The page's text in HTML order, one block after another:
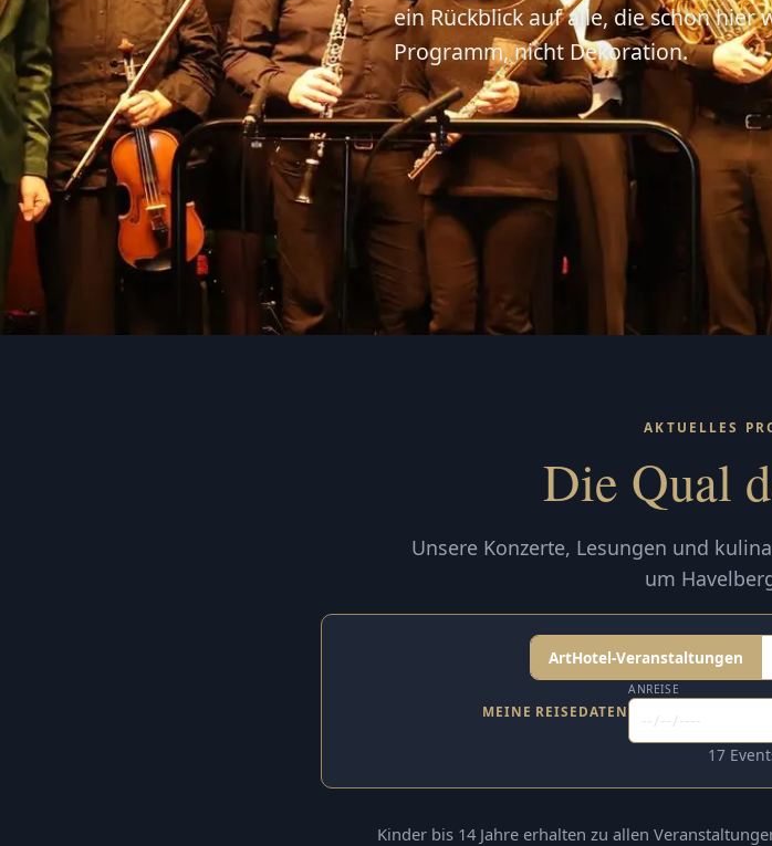
ein Rückblick auf alle, die schon hier
Programm, nicht Dekoration.
AKTUELLES
Die Qual
Unsere Konzerte, Lesungen und
um
ArtHotel-Veranstaltungen
MEINE REISEDATEN
ANREISE
17
Kinder bis 14 Jahre erhalten zu allen